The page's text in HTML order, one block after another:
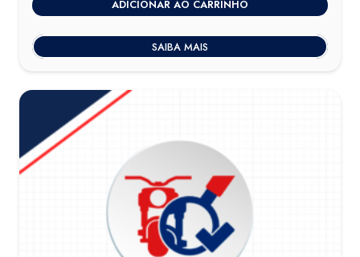
ADICIONAR AO CARRINHO
SAIBA MAIS